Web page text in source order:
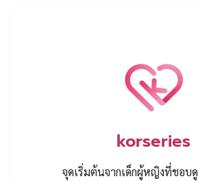
korseries
จุดเริ่มต้นจากเด็กผู้หญิงที่ชอบ